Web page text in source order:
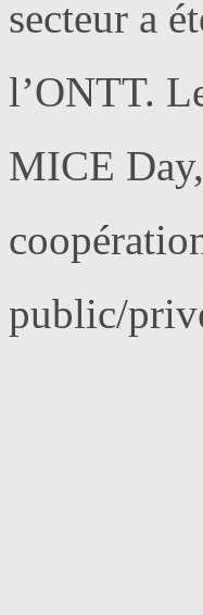
secteur a
l’ONTT.
MICE
public/